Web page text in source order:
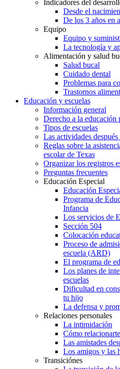
Indicadores del
Desde el
De los 3 años en
Equipo
Equipo y
La tecnología y
Alimentación y salud
Salud bucal
Cuidado dental
Problemas para
Trastornos
Educación y escuelas
Información general
Derecho a la educación
Tipos de escuelas
Las actividades después
Reglas sobre la
escolar de Texas
Organizar los registros
Preguntas frecuentes
Educación Especial
Educación
Programa de
Infancia
Los servicios de
Sección 504
Colocación
Proceso de
escuela (ARD)
El programa de
Los planes de
escuelas
Dificultad en
tu hijo
La defensa y
Relaciones personales
La intimidación
Cómo
Las amistades
Los amigos y las
Transiciónes